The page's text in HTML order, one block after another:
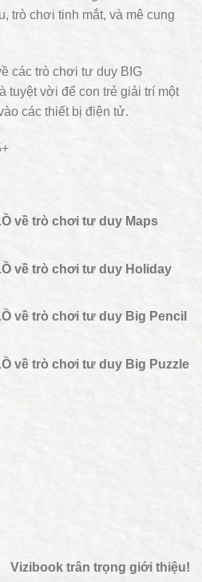
trò chơi tinh mắt, và mê cung
các trò chơi tư duy BIG
tuyệt vời để con trẻ giải trí một
các thiết bị điện tử.
về trò chơi tư duy Maps
về trò chơi tư duy Holiday
về trò chơi tư duy Big Pencil
về trò chơi tư duy Big Puzzle
Vizibook trân trọng giới thiệu!